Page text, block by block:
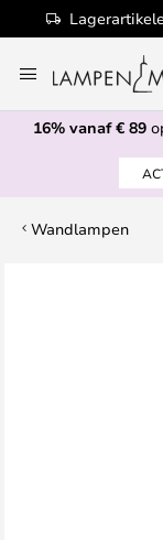
naar
de
inhoud
16% vanaf € 89
Wandlampen